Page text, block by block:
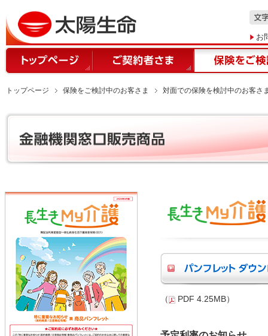
お
トップページ 保険をご検討中のお客さま 対面での保険を検討中のお客さ
（ PDF 4.25MB）